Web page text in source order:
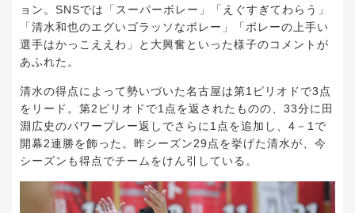
ョン。SNSでは「スーパーボレー」「えぐすぎてわらう」
「清水和也のエグいゴラッソなボレー」「ボレーの上手い
選手はかっこええわ」と大興奮といった様子のコメントが
あふれた。
清水の得点によって勢いづいた名古屋は第1ピリオドで3点
をリード。第2ピリオドで1点を返されたものの、33分に田
淵広史のパワープレー返しでさらに1点を追加し、4－1で
開幕2連勝を飾った。昨シーズン29点を挙げた清水が、今
シーズンも得点でチームをけん引している。